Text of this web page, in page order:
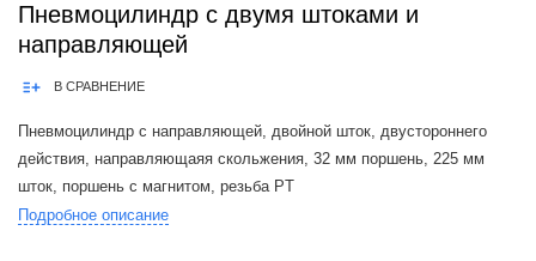
Пневмоцилиндр с двумя штоками и
направляющей
В СРАВНЕНИЕ
Пневмоцилиндр с направляющей, двойной шток, двустороннего
действия, направляющаяя скольжения, 32 мм поршень, 225 мм
шток, поршень с магнитом, резьба PT
Подробное описание